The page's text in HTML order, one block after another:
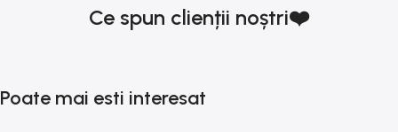
Ce spun clienții noștri❤️
Poate mai esti interesat